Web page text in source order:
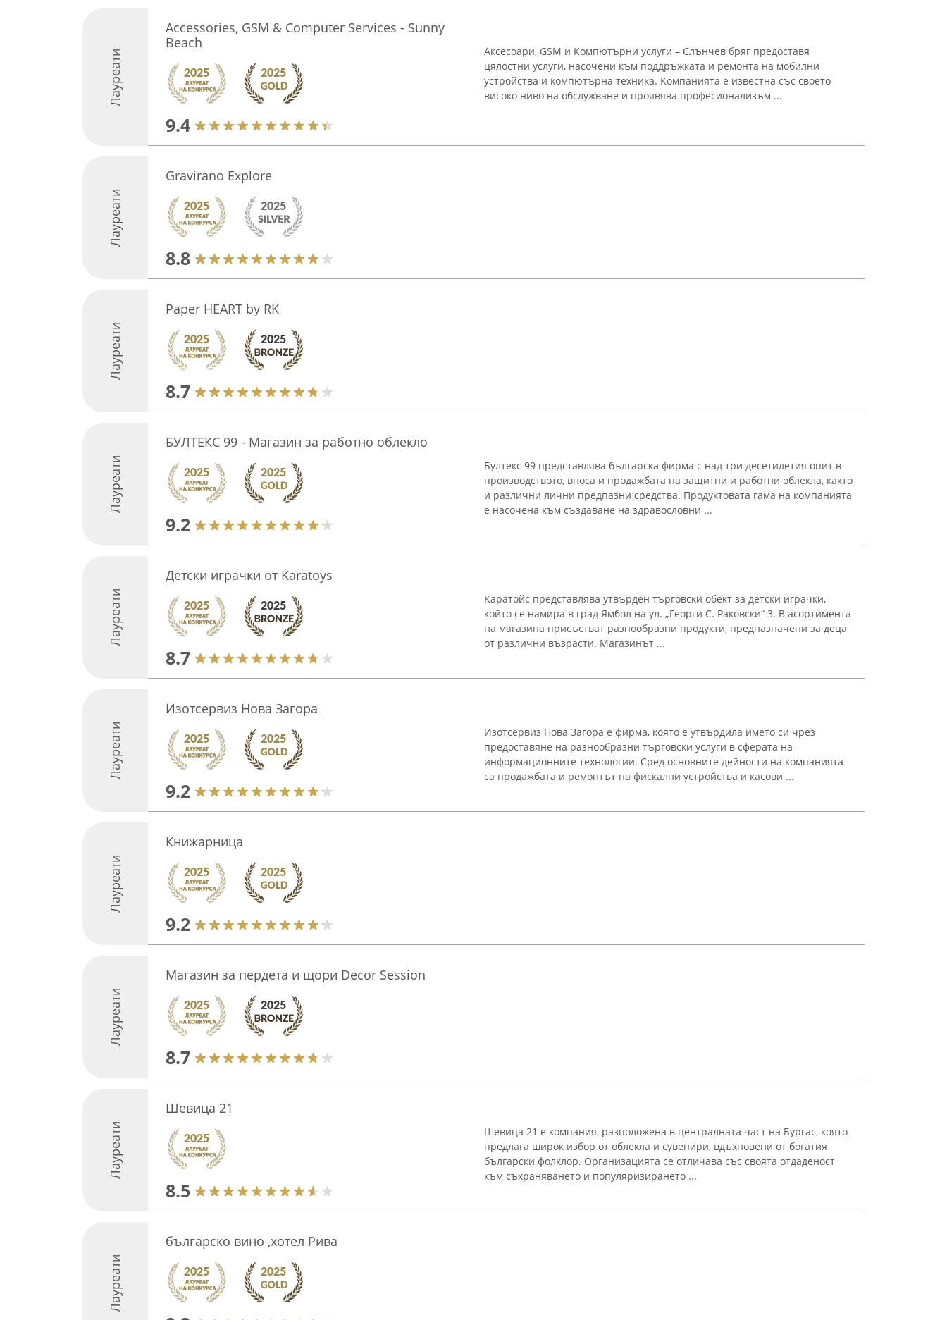
Лауреати
Accessories, GSM & Computer Services - Sunny
Beach
9.4
Аксесоари, GSM и Компютърни услуги – Слънчев бряг предоставя
цялостни услуги, насочени към поддръжката и ремонта на мобилни
устройства и компютърна техника. Компанията е известна със своето
високо ниво на обслужване и проявява професионализъм ...
Лауреати
Gravirano Explore
8.8
Лауреати
Paper HEART by RK
8.7
Лауреати
БУЛТЕКС 99 - Магазин за работно облекло
9.2
Бултекс 99 представлява българска фирма с над три десетилетия опит в
производството, вноса и продажбата на защитни и работни облекла, както
и различни лични предпазни средства. Продуктовата гама на компанията
е насочена към създаване на здравословни ...
Лауреати
Детски играчки от Karatoys
8.7
Каратойс представлява утвърден търговски обект за детски играчки,
който се намира в град Ямбол на ул. „Георги С. Раковски“ 3. В асортимента
на магазина присъстват разнообразни продукти, предназначени за деца
от различни възрасти. Магазинът ...
Лауреати
Изотсервиз Нова Загора
9.2
Изотсервиз Нова Загора е фирма, която е утвърдила името си чрез
предоставяне на разнообразни търговски услуги в сферата на
информационните технологии. Сред основните дейности на компанията
са продажбата и ремонтът на фискални устройства и касови ...
Лауреати
Книжарница
9.2
Лауреати
Магазин за пердета и щори Decor Session
8.7
Лауреати
Шевица 21
8.5
Шевица 21 е компания, разположена в централната част на Бургас, която
предлага широк избор от облекла и сувенири, вдъхновени от богатия
български фолклор. Организацията се отличава със своята отдаденост
към съхраняването и популяризирането ...
Лауреати
българско вино ,хотел Рива